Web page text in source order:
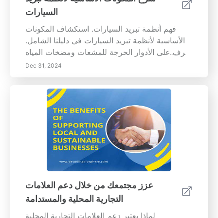
السيارات
فهم أنظمة تبريد السيارات. استكشاف المكونات
الأساسية لأنظمة تبريد السيارات في دليلنا الشامل.
تعرف على الأدوار الحرجة للمشعات ومضخات المياه
وأجهزة تنظيم الحرارة والخرطوم للحفاظ على برودة
محرك سيارتك وكفاءته. اكتشف أهمية الصيانة
الدورية، بما في ذلك تنظيف المبردات والفحص،
لتجنب ارتفاع درجة الحرارة وأضرار المحرك. تعمق
في الأنواع المختلفة من المبردات، وعلامات الأعطال
المحتملة، ونصائح الصيانة العملية. سواء كنت من
عشاق السيارات أو مالك مركبة، يقدم هذا المقال
رؤى قيمة لمساعدتك في ضمان طول عمر وموثوقية
نظام تبريد سيارتك.
Dec 31, 2024
عزز مجتمعك من خلال دعم العلامات
التجارية المحلية والمستدامة
لماذا يعتبر دعم العلامات التجارية المحلية